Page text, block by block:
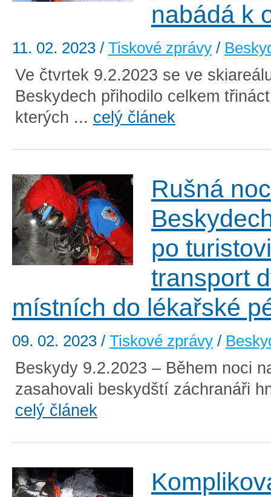
nabádá k
11. 02. 2023 / Tiskové zprávy /
Ve čtvrtek 9.2.2023 se ve
Beskydech přihodilo celkem
kterých ... celý článek
Rušná
po
transport
místních do lékařské
09. 02. 2023 / Tiskové zprávy /
Beskydy 9.2.2023 – Během noci
zasahovali beskydští záchranáři
celý článek